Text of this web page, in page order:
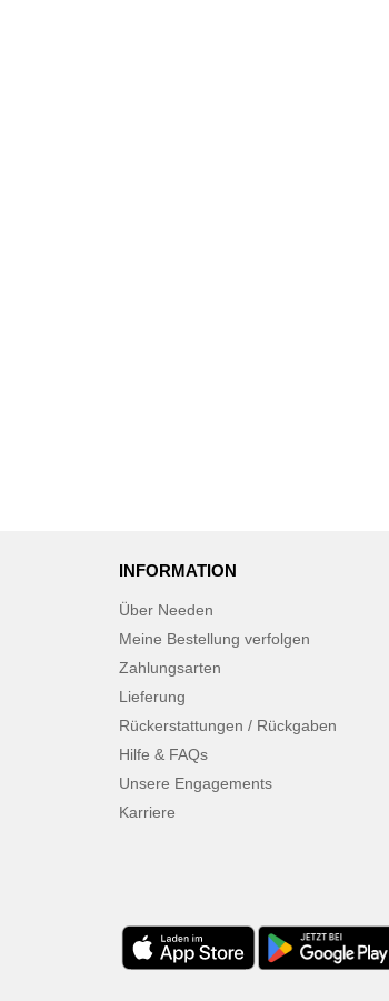
INFORMATION
Über Needen
Meine Bestellung verfolgen
Zahlungsarten
Lieferung
Rückerstattungen / Rückgaben
Hilfe & FAQs
Unsere Engagements
Karriere